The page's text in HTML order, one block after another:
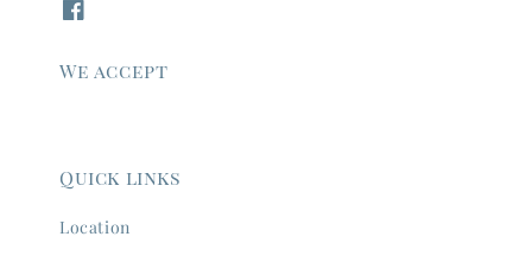
We accept
Quick links
Location